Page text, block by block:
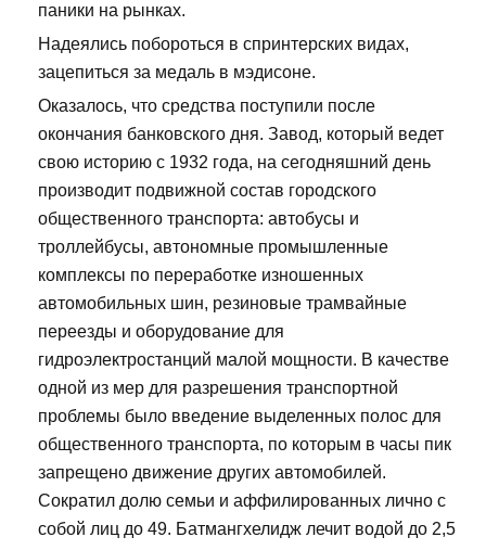
паники на рынках.
Надеялись побороться в спринтерских видах,
зацепиться за медаль в мэдисоне.
Оказалось, что средства поступили после
окончания банковского дня. Завод, который ведет
свою историю с 1932 года, на сегодняшний день
производит подвижной состав городского
общественного транспорта: автобусы и
троллейбусы, автономные промышленные
комплексы по переработке изношенных
автомобильных шин, резиновые трамвайные
переезды и оборудование для
гидроэлектростанций малой мощности. В качестве
одной из мер для разрешения транспортной
проблемы было введение выделенных полос для
общественного транспорта, по которым в часы пик
запрещено движение других автомобилей.
Сократил долю семьи и аффилированных лично с
собой лиц до 49. Батмангхелидж лечит водой до 2,5